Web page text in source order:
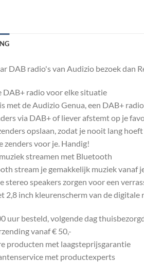
DAB radio's van Audizio bezoek dan
DAB+ radio voor elke situatie
met de Audizio Genua, een DAB+
via DAB+ of liever afstemt op je
opslaan, zodat je nooit lang
zenders voor je. Handig!
streamen met Bluetooth
stream je gemakkelijk muziek vanaf
stereo speakers zorgen voor een
2,8 inch kleurenscherm van de
uur besteld, volgende dag
vanaf € 50,-
producten met laagsteprijsgarantie
met productexperts